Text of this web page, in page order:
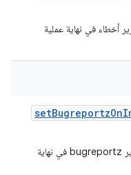
أخطاء في نهاية عملية
setBugreportzOn
تحدِّد هذه السمة ما إذا كان سيتم تسجيل تقرير bugreportz في نهاية